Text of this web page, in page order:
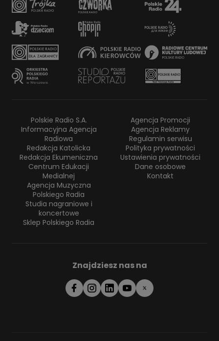
Polskie Radio S.A.
Informacyjna Agencja
Radiowa
Redakcja Katolicka
Redakcja Ekumeniczna
Centrum Edukacji
Medialnej
Agencja Muzyczna
Polskiego Radia
Studia nagraniowe i
koncertowe
Sklep Polskiego Radia
Agencja Promocji
Agencja Reklamy
Regulamin serwisu
Polityka prywatności
Ustawienia prywatności
Dane osobowe
Kontakt
Znajdziesz nas na